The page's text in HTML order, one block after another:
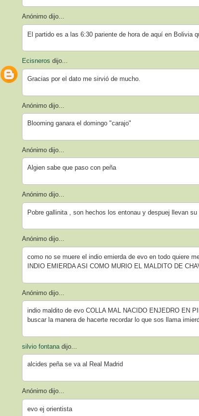
Anónimo dijo...
El partido es a las 6:30 pariente de hora de aquí en Bolivia
Ecisneros dijo...
Gracias por el dato me sirvió de mucho.
Anónimo dijo...
Blooming ganara el domingo "carajo"
Anónimo dijo...
Algien sabe que paso con peña
Anónimo dijo...
Pobre gallinita , son hechos los entonau y despuej llevan su
Anónimo dijo...
como no se muere el indio emierda de evo en todo quiere
INDIO EMIERDA ASI COMO MURIO EL MALDITO DE
Anónimo dijo...
indio maldito de evo COLLA MAL NACIDO ENJEDRO EN
buscar la manera de hacerte recordar lo que sos llama
silvio fontana dijo...
alcides peña se va al Real Madrid
Anónimo dijo...
evo ej orientista